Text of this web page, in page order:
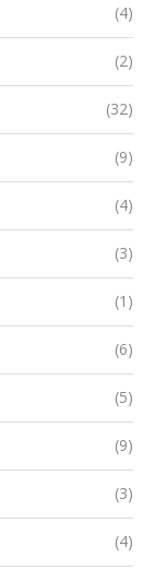
(4)
(2)
(32)
(9)
(4)
(3)
(1)
(6)
(5)
(9)
(3)
(4)